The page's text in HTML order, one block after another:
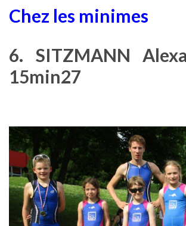
Chez les minimes
6. SITZMANN
15min27